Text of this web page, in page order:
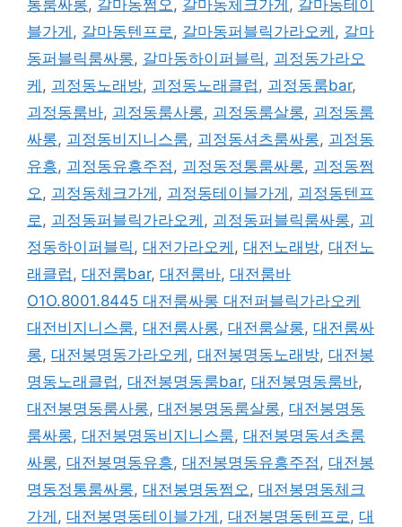
통룸싸롱, 갈마동쩜오, 갈마동체크가게 , 갈마동테이
블가게 , 갈마동텐프로, 갈마동퍼블릭가라오케 , 갈마
동퍼블릭룸싸롱, 갈마동하이퍼블릭, 괴정동가라오
케 , 괴정동노래방, 괴정동노래클럽, 괴정동룸bar,
괴정동룸바, 괴정동룸사롱, 괴정동룸살롱, 괴정동룸
싸롱, 괴정동비지니스룸, 괴정동셔츠룸싸롱, 괴정동
유흥, 괴정동유흥주점, 괴정동정통룸싸롱, 괴정동쩜
오, 괴정동체크가게 , 괴정동테이블가게 , 괴정동텐프
로, 괴정동퍼블릭가라오케 , 괴정동퍼블릭룸싸롱, 괴
정동하이퍼블릭, 대전가라오케 , 대전노래방, 대전노
래클럽, 대전룸bar, 대전룸바, 대전룸바
O1O.8001.8445 대전룸싸롱 대전퍼블릭가라오케
대전비지니스룸, 대전룸사롱, 대전룸살롱, 대전룸싸
롱, 대전봉명동가라오케 , 대전봉명동노래방, 대전봉
명동노래클럽, 대전봉명동룸bar, 대전봉명동룸바,
대전봉명동룸사롱, 대전봉명동룸살롱, 대전봉명동
룸싸롱, 대전봉명동비지니스룸, 대전봉명동셔츠룸
싸롱, 대전봉명동유흥, 대전봉명동유흥주점, 대전봉
명동정통룸싸롱, 대전봉명동쩜오, 대전봉명동체크
가게 , 대전봉명동테이블가게 , 대전봉명동텐프로, 대